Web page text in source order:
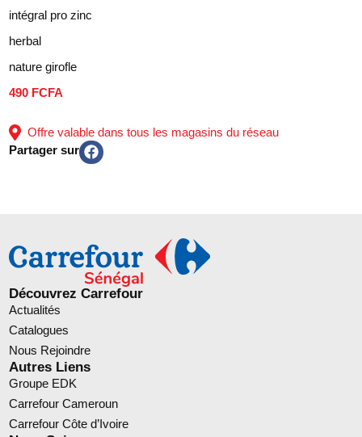
intégral pro zinc
herbal
nature girofle
490 FCFA
Offre valable dans tous les magasins du réseau
Partager sur
Découvrez Carrefour
Actualités
Catalogues
Nous Rejoindre
Autres Liens
Groupe EDK
Carrefour Cameroun
Carrefour Côte d’Ivoire